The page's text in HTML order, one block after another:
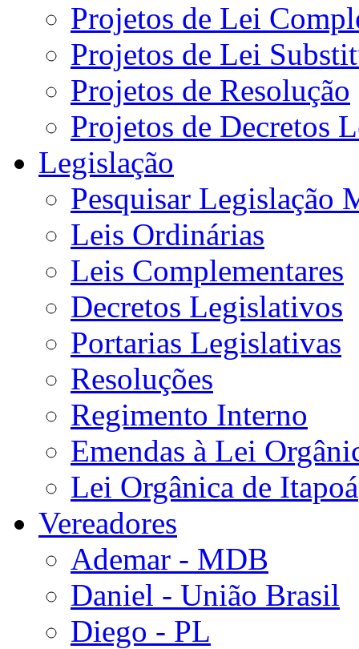
Projetos de Lei
Projetos de Lei
Projetos de Resolução
Projetos de Decretos
Legislação
Pesquisar Legislação
Leis Ordinárias
Leis Complementares
Decretos Legislativos
Portarias Legislativas
Resoluções
Regimento Interno
Emendas à Lei
Lei Orgânica de Itapoá
Vereadores
Ademar - MDB
Daniel - União Brasil
Diego - PL